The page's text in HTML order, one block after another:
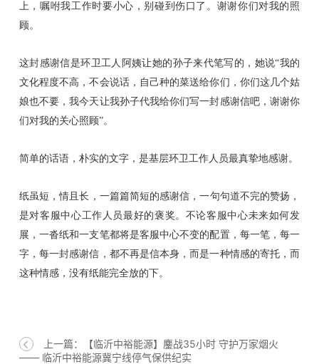
上，嘱咐我工作时要小心，别碰到伤口了。谢谢你们对我的照
顾。
这封感谢信是环卫工人阿姨让她的孙子来代笔写的，她说“我的
文化程度不高，不会说话，自己种的菜送给你们，你们这几个姑
娘也不要，我今天让我孙子代我给你们写一封感谢信吧，谢谢你
们对我的关心照顾”。
简单的话语，朴实的文字，是基层环卫工作人员最真挚地感谢。
纸虽短 ，情 且长， 一篇篇简短的感谢信，一句句道不完的赞扬，
是对客服中心工作人员最好的褒奖。 不论客服中心未来如何发
展 ，一沓纸和一支笔都将是客服中心不变的配置，每一笔，每一
字，每一封感谢信，都不再是信本身，而是一种情感的寄托 ， 而
这种情感，没有纸能完全放的下。
上一篇：【临沂中裕能源】鏖战35小时 守护万家烟火
—— 临沂中裕能源冀宁线停气保供纪实